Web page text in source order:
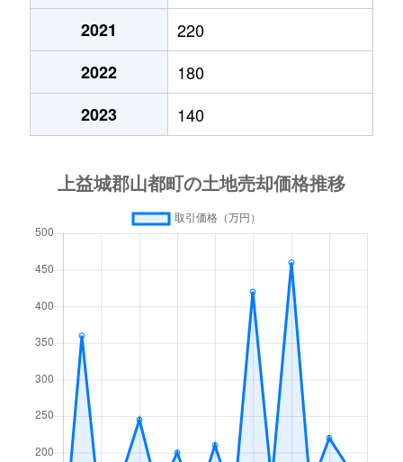
2021
220
2022
180
2023
140